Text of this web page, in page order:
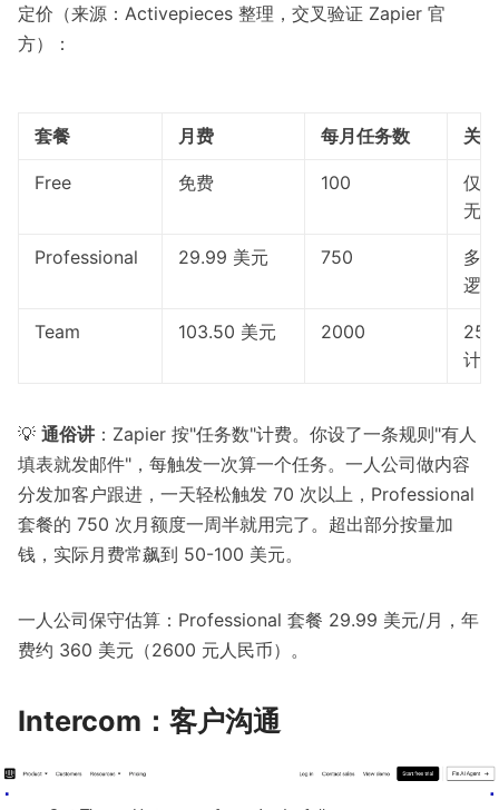
定价（来源： Activepieces 整理 ，交叉验证 Zapier 官
方）：
套餐 月费 每月任务数 关
Free 免费 100
仅
无
Professional 29.99 美元 750
多
逻辑
Team 103.50 美元 2000
25
计
💡 通俗讲 ：Zapier 按"任务数"计费。你设了一条规则"有人
填表就发邮件"，每触发一次算一个任务。一人公司做内容
分发加客户跟进，一天轻松触发 70 次以上，Professional
套餐的 750 次月额度一周半就用完了。超出部分按量加
钱，实际月费常飙到 50-100 美元。
一人公司保守估算：Professional 套餐 29.99 美元/月，年
费约 360 美元（2600 元人民币）。
Intercom：客户沟通